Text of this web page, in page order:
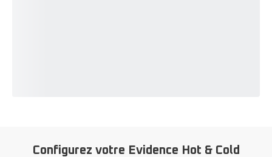
Configurez votre Evidence Hot & Cold